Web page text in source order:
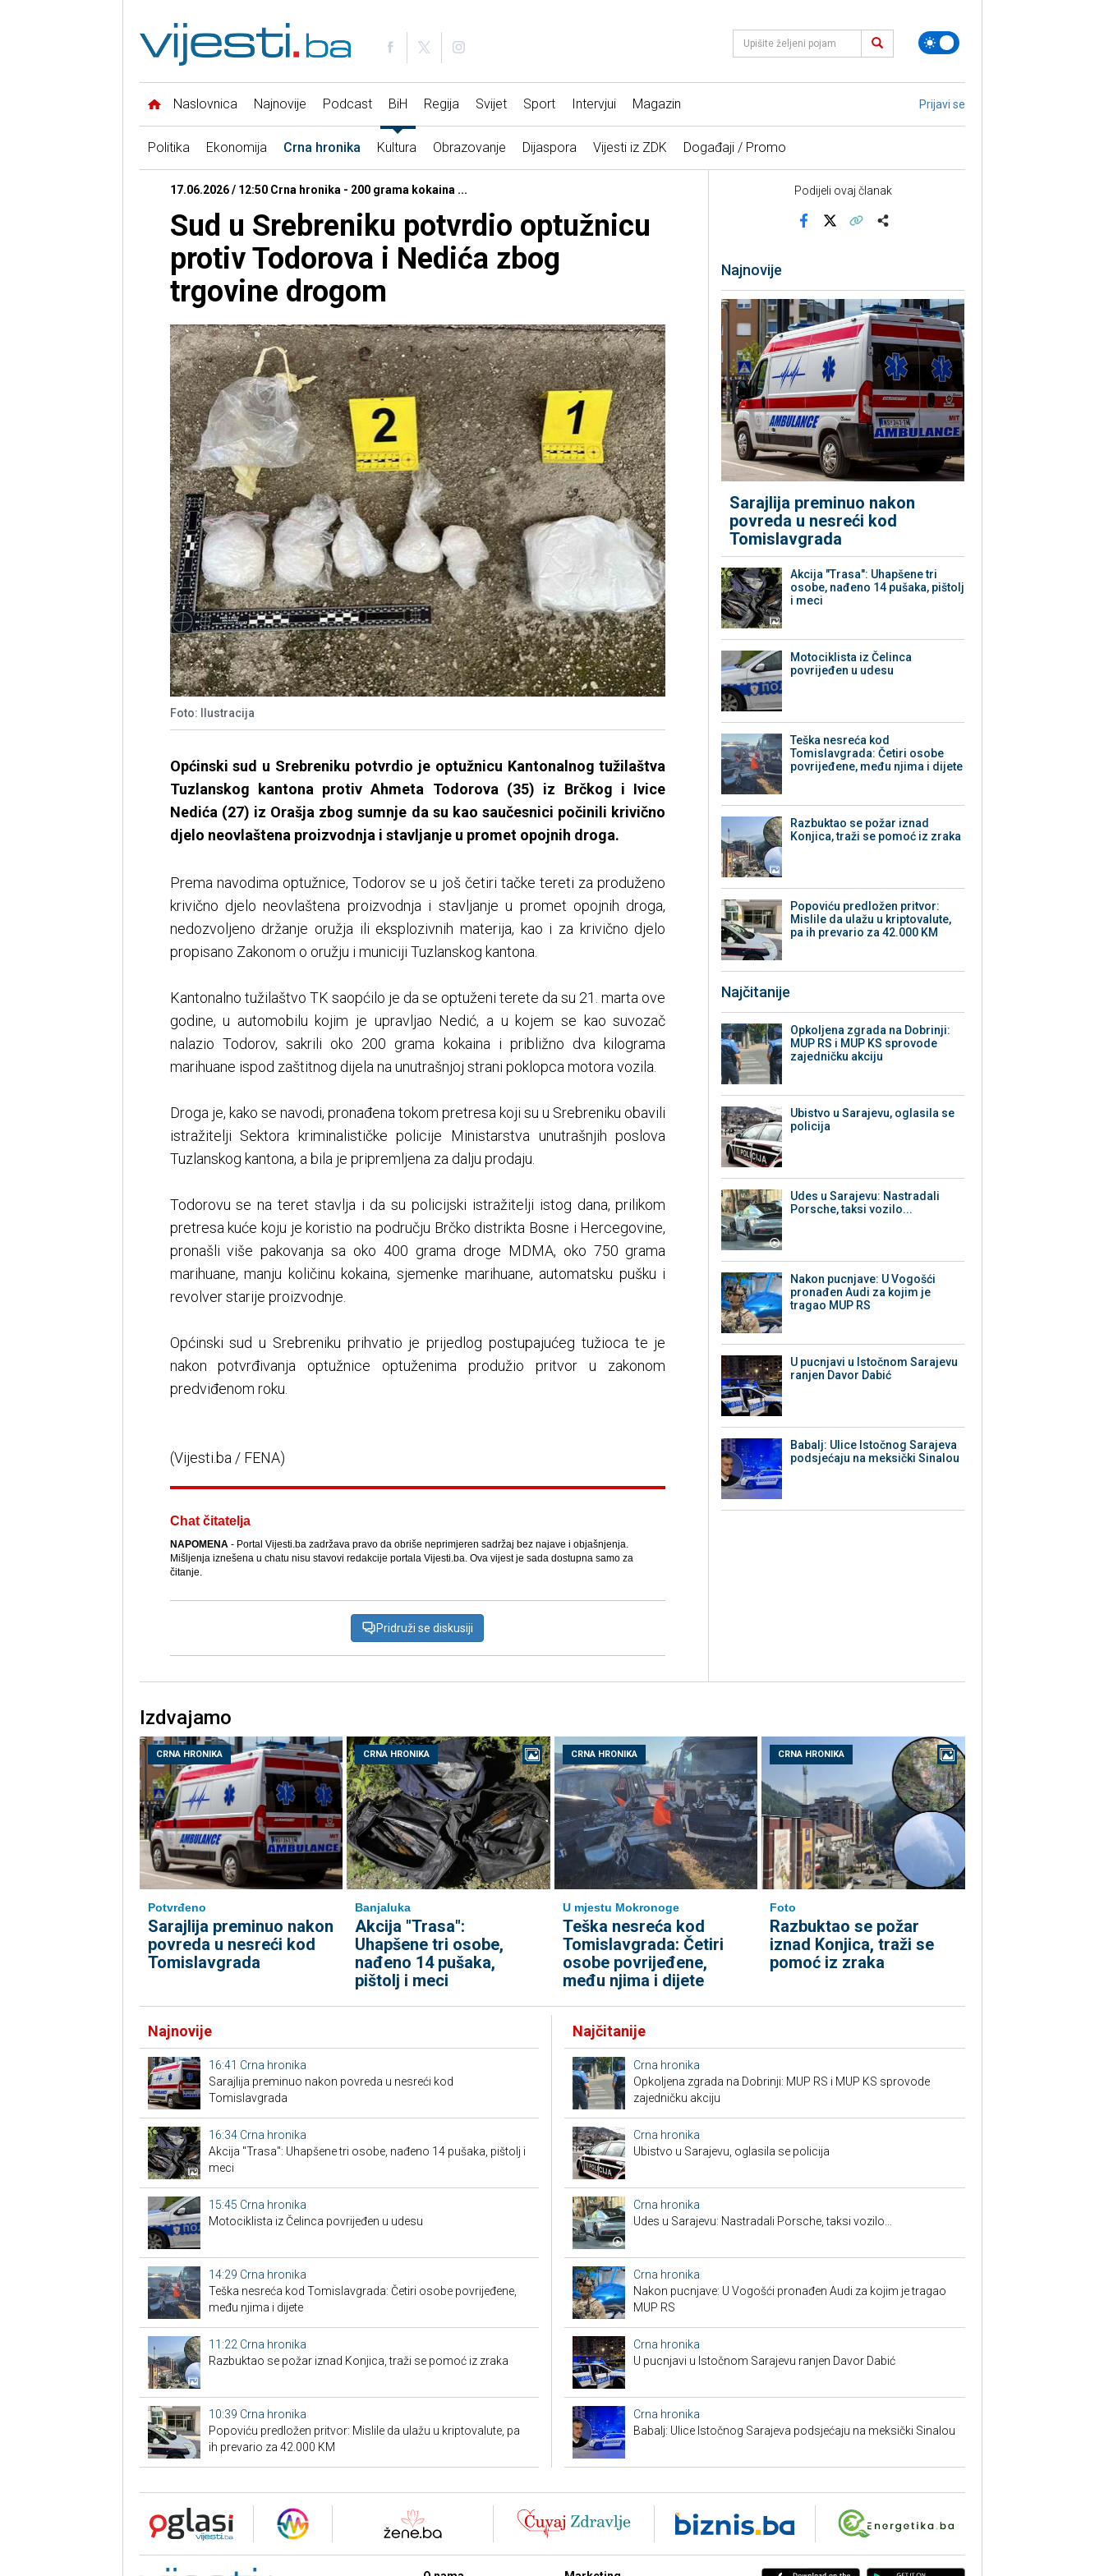
Naslovnica Najnovije Podcast BiH Regija Svijet Sport Intervjui Magazin Prijavi se
Politika Ekonomija Crna hronika Kultura Obrazovanje Dijaspora Vijesti iz ZDK Događaji / Promo
17.06.2026 / 12:50 Crna hronika - 200 grama kokaina ...
Sud u Srebreniku potvrdio optužnicu
protiv Todorova i Nedića zbog
trgovine drogom
Foto: Ilustracija
Općinski sud u Srebreniku potvrdio je optužnicu Kantonalnog tužilaštva
Tuzlanskog kantona protiv Ahmeta Todorova (35) iz Brčkog i Ivice
Nedića (27) iz Orašja zbog sumnje da su kao saučesnici počinili krivično
djelo neovlaštena proizvodnja i stavljanje u promet opojnih droga.
Prema navodima optužnice, Todorov se u još četiri tačke tereti za produženo
krivično djelo neovlaštena proizvodnja i stavljanje u promet opojnih droga,
nedozvoljeno držanje oružja ili eksplozivnih materija, kao i za krivično djelo
propisano Zakonom o oružju i municiji Tuzlanskog kantona.
Kantonalno tužilaštvo TK saopćilo je da se optuženi terete da su 21. marta ove
godine, u automobilu kojim je upravljao Nedić, a u kojem se kao suvozač
nalazio Todorov, sakrili oko 200 grama kokaina i približno dva kilograma
marihuane ispod zaštitnog dijela na unutrašnjoj strani poklopca motora vozila.
Droga je, kako se navodi, pronađena tokom pretresa koji su u Srebreniku obavili
istražitelji Sektora kriminalističke policije Ministarstva unutrašnjih poslova
Tuzlanskog kantona, a bila je pripremljena za dalju prodaju.
Todorovu se na teret stavlja i da su policijski istražitelji istog dana, prilikom
pretresa kuće koju je koristio na području Brčko distrikta Bosne i Hercegovine,
pronašli više pakovanja sa oko 400 grama droge MDMA, oko 750 grama
marihuane, manju količinu kokaina, sjemenke marihuane, automatsku pušku i
revolver starije proizvodnje.
Općinski sud u Srebreniku prihvatio je prijedlog postupajućeg tužioca te je
nakon potvrđivanja optužnice optuženima produžio pritvor u zakonom
predviđenom roku.
(Vijesti.ba / FENA)
Chat čitatelja
NAPOMENA- Portal Vijesti.ba zadržava pravo da obriše neprimjeren sadržaj bez najave i objašnjenja.
Mišljenja iznešena u chatu nisu stavovi redakcije portala Vijesti.ba. Ova vijest je sada dostupna samo za
čitanje.
Pridruži se diskusiji
Podijeli ovaj članak
Najnovije
Sarajlija preminuo nakon
povreda u nesreći kod
Tomislavgrada
Akcija "Trasa": Uhapšene tri
osobe, nađeno 14 pušaka, pištolj
i meci
Motociklista iz Čelinca
povrijeđen u udesu
Teška nesreća kod
Tomislavgrada: Četiri osobe
povrijeđene, među njima i dijete
Razbuktao se požar iznad
Konjica, traži se pomoć iz zraka
Popoviću predložen pritvor:
Mislile da ulažu u kriptovalute,
pa ih prevario za 42.000 KM
Najčitanije
Opkoljena zgrada na Dobrinji:
MUP RS i MUP KS sprovode
zajedničku akciju
Ubistvo u Sarajevu, oglasila se
policija
Udes u Sarajevu: Nastradali
Porsche, taksi vozilo...
Nakon pucnjave: U Vogošći
pronađen Audi za kojim je
tragao MUP RS
U pucnjavi u Istočnom Sarajevu
ranjen Davor Dabić
Babalj: Ulice Istočnog Sarajeva
podsjećaju na meksički Sinalou
Izdvajamo
CRNA HRONIKA
Potvrđeno
Sarajlija preminuo nakon
povreda u nesreći kod
Tomislavgrada
CRNA HRONIKA
Banjaluka
Akcija "Trasa":
Uhapšene tri osobe,
nađeno 14 pušaka,
pištolj i meci
CRNA HRONIKA
U mjestu Mokronoge
Teška nesreća kod
Tomislavgrada: Četiri
osobe povrijeđene,
među njima i dijete
CRNA HRONIKA
Foto
Razbuktao se požar
iznad Konjica, traži se
pomoć iz zraka
Najnovije
16:41 Crna hronika
Sarajlija preminuo nakon povreda u nesreći kod
Tomislavgrada
16:34 Crna hronika
Akcija "Trasa": Uhapšene tri osobe, nađeno 14 pušaka, pištolj i
meci
15:45 Crna hronika
Motociklista iz Čelinca povrijeđen u udesu
14:29 Crna hronika
Teška nesreća kod Tomislavgrada: Četiri osobe povrijeđene,
među njima i dijete
11:22 Crna hronika
Razbuktao se požar iznad Konjica, traži se pomoć iz zraka
10:39 Crna hronika
Popoviću predložen pritvor: Mislile da ulažu u kriptovalute, pa
ih prevario za 42.000 KM
Najčitanije
Crna hronika
Opkoljena zgrada na Dobrinji: MUP RS i MUP KS sprovode
zajedničku akciju
Crna hronika
Ubistvo u Sarajevu, oglasila se policija
Crna hronika
Udes u Sarajevu: Nastradali Porsche, taksi vozilo...
Crna hronika
Nakon pucnjave: U Vogošći pronađen Audi za kojim je tragao
MUP RS
Crna hronika
U pucnjavi u Istočnom Sarajevu ranjen Davor Dabić
Crna hronika
Babalj: Ulice Istočnog Sarajeva podsjećaju na meksički Sinalou